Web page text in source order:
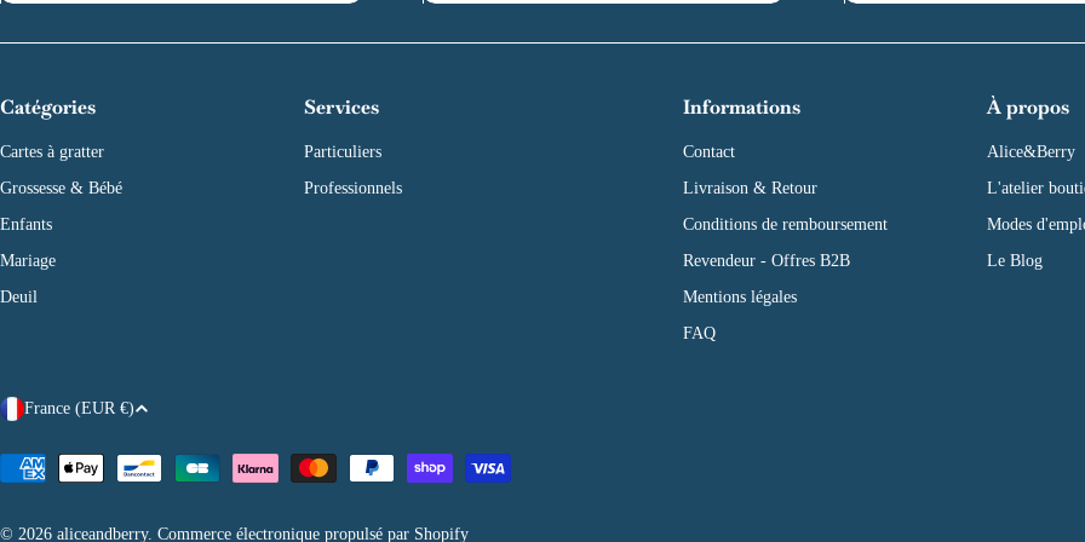
Catégories
Cartes à gratter
Grossesse & Bébé
Enfants
Mariage
Deuil
Services
Particuliers
Professionnels
Informations
Contact
Livraison & Retour
Conditions de remboursement
Revendeur - Offres B2B
Mentions légales
FAQ
À propos
Alice&Berry
L'atelier
Modes
Le Blog
P
a
y
France (EUR €)
Modes
© 2026 aliceandberry. Commerce électronique propulsé par Shopify